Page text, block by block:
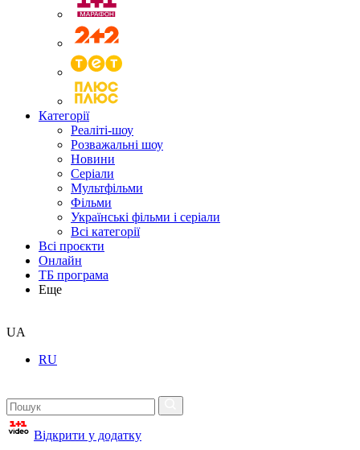
Категорії
Реаліті-шоу
Розважальні шоу
Новини
Серіали
Мультфільми
Фільми
Українські фільми і серіали
Всі категорії
Всі проєкти
Онлайн
ТБ програма
Еще
UA
RU
Відкрити у додатку